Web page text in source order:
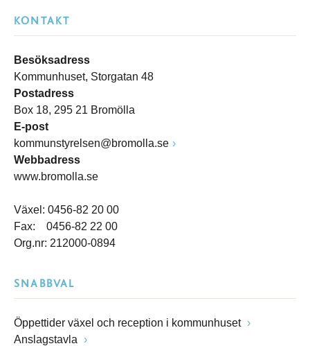
KONTAKT
Besöksadress
Kommunhuset, Storgatan 48
Postadress
Box 18, 295 21 Bromölla
E-post
kommunstyrelsen@bromolla.se
Webbadress
www.bromolla.se
Växel: 0456-82 20 00
Fax: 0456-82 22 00
Org.nr: 212000-0894
SNABBVAL
Öppettider växel och reception i kommunhuset
Anslagstavla